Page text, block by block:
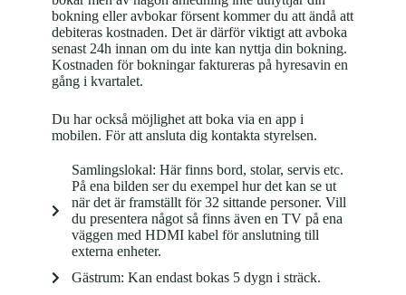
bokning eller avbokar försent kommer du att ändå att
debiteras kostnaden. Det är därför viktigt att avboka
senast 24h innan om du inte kan nyttja din bokning.
Kostnaden för bokningar faktureras på hyresavin en
gång i kvartalet.
Du har också möjlighet att boka via en app i
mobilen. För att ansluta dig kontakta styrelsen.
Samlingslokal: Här finns bord, stolar, servis etc.
På ena bilden ser du exempel hur det kan se ut
när det är framställt för 32 sittande personer. Vill
du presentera något så finns även en TV på ena
väggen med HDMI kabel för anslutning till
externa enheter.
Gästrum: Kan endast bokas 5 dygn i sträck.